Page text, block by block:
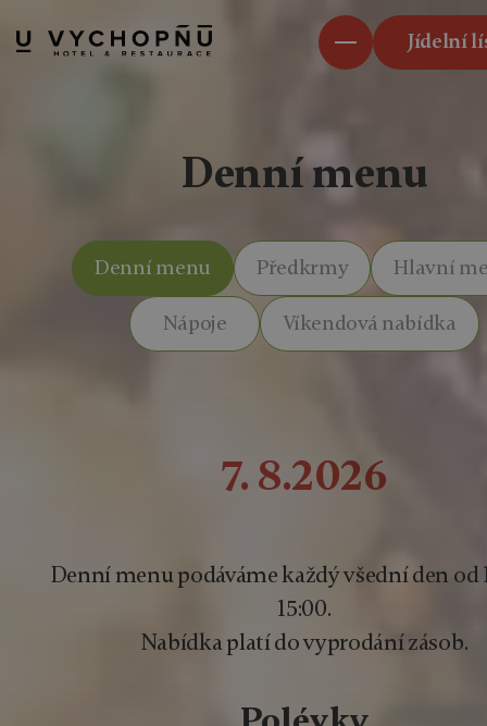
Jídelní
Denní menu
Denní menu Předkrmy Hlavní
Nápoje Víkendová nabídka
7. 8.2026
Denní menu podáváme každý všední den od
15:00.
Nabídka platí do vyprodání zásob.